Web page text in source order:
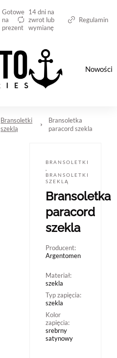
Gotowe
na
prezent
14 dni na
zwrot lub
wymianę
Regulamin
Nowości
Bransoletki
szeklą
Bransoletka
paracord szekla
BRANSOLETKI
BRANSOLETKI
SZEKLĄ
Bransoletka
paracord
szekla
Producent:
Argentomen
Materiał:
szekla
Typ zapięcia:
szekla
Kolor
zapięcia:
srebrny
satynowy